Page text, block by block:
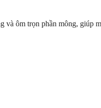
ôm trọn phần mông, giúp